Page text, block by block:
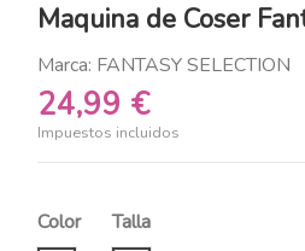
Maquina de Coser
Marca: FANTASY SELECTION
24,99 €
Impuestos incluidos
Color
Talla